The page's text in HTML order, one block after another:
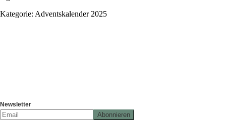
Kategorie: Adventskalender 2025
Newsletter